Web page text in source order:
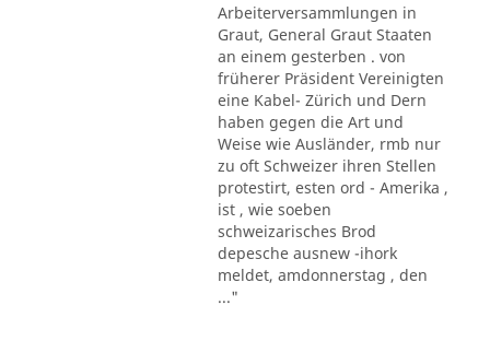
Arbeiterversammlungen in
Graut, General Graut Staaten
an einem gesterben . von
früherer Präsident Vereinigten
eine Kabel- Zürich und Dern
haben gegen die Art und
Weise wie Ausländer, rmb nur
zu oft Schweizer ihren Stellen
protestirt, esten ord - Amerika ,
ist , wie soeben
schweizarisches Brod
depesche ausnew -ihork
meldet, amdonnerstag , den
..."